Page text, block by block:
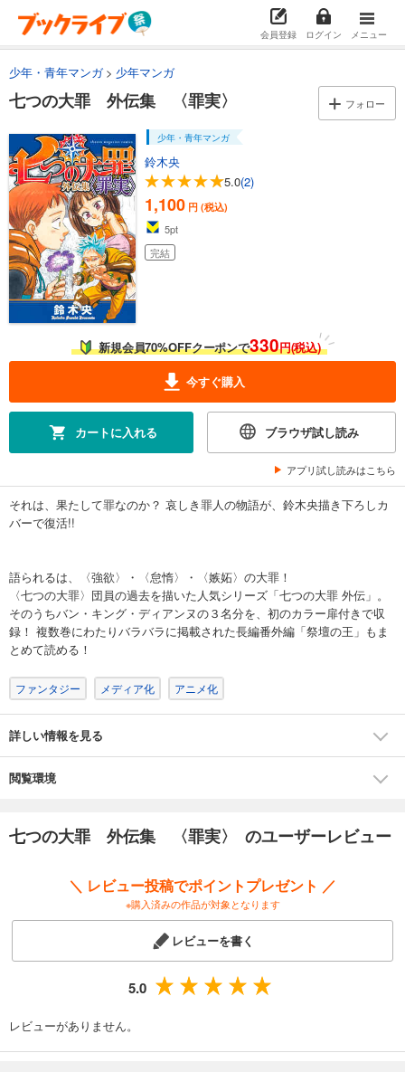
会員登録 ログイン メニュー
少年・青年マンガ 少年マンガ
七つの大罪 外伝集 〈罪実〉 フォロー
少年・青年マンガ
鈴木央
5.0(2)
1,100 円 (税込)
5pt
完結
新規会員70%OFFクーポンで330円(税込)
今すぐ購入
カートに入れる ブラウザ試し読み
アプリ試し読みはこちら
それは、果たして罪なのか？ 哀しき罪人の物語が、鈴木央描き下ろしカ
バーで復活!!
語られるは、〈強欲〉・〈怠惰〉・〈嫉妬〉の大罪！
〈七つの大罪〉団員の過去を描いた人気シリーズ「七つの大罪 外伝」。
そのうちバン・キング・ディアンヌの３名分を、初のカラー扉付きで収
録！ 複数巻にわたりバラバラに掲載された長編番外編「祭壇の王」もま
とめて読める！
ファンタジー メディア化 アニメ化
詳しい情報を見る
閲覧環境
七つの大罪 外伝集 〈罪実〉 のユーザーレビュー
＼ レビュー投稿でポイントプレゼント ／
※購入済みの作品が対象となります
レビューを書く
5.0
レビューがありません。